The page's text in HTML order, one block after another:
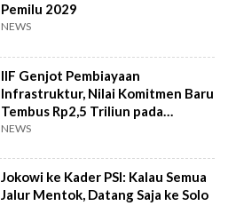
Pemilu 2029
NEWS
IIF Genjot Pembiayaan
Infrastruktur, Nilai Komitmen Baru
Tembus Rp2,5 Triliun pada
Semester I 2026
NEWS
Jokowi ke Kader PSI: Kalau Semua
Jalur Mentok, Datang Saja ke Solo